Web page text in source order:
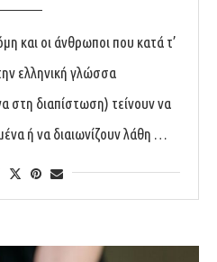
και οι άνθρωποι που κατά τ’
ελληνική γλώσσα
στη διαπίστωση) τείνουν να
ή να διαιωνίζουν λάθη …